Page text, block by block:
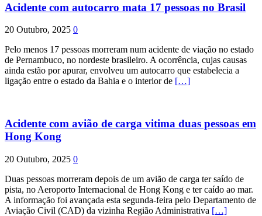
Acidente com autocarro mata 17 pessoas no Brasil
20 Outubro, 2025 0
Pelo menos 17 pessoas morreram num acidente de viação no estado
de Pernambuco, no nordeste brasileiro. A ocorrência, cujas causas
ainda estão por apurar, envolveu um autocarro que estabelecia a
ligação entre o estado da Bahia e o interior de […]
Acidente com avião de carga vitima duas pessoas em
Hong Kong
20 Outubro, 2025 0
Duas pessoas morreram depois de um avião de carga ter saído de
pista, no Aeroporto Internacional de Hong Kong e ter caído ao mar.
A informação foi avançada esta segunda-feira pelo Departamento de
Aviação Civil (CAD) da vizinha Região Administrativa […]